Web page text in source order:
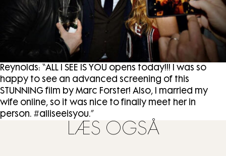
Reynolds: “ALL I SEE IS YOU opens today!!! I was so
happy to see an advanced screening of this
STUNNING film by Marc Forster! Also, I married my
wife online, so it was nice to finally meet her in
person. #alliseeisyou.”
LÆS OGSÅ